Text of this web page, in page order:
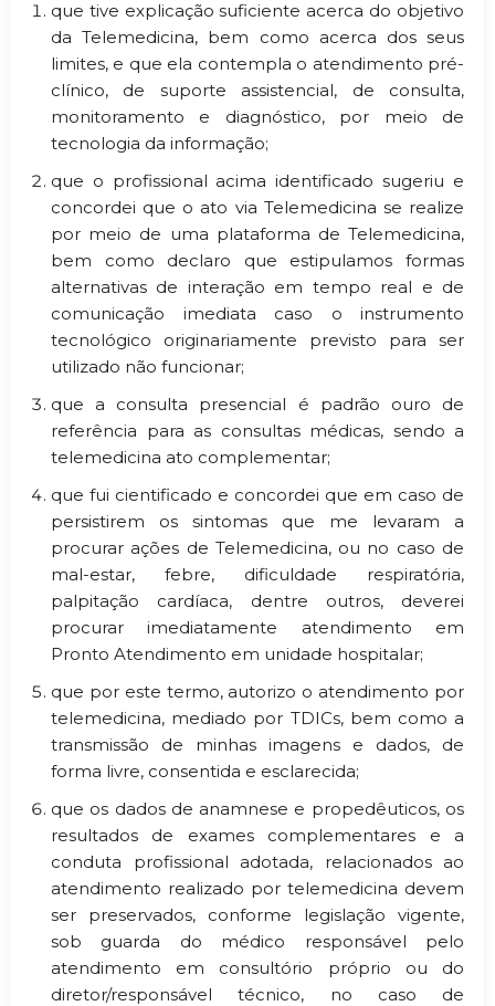
que tive explicação suficiente acerca do objetivo
da Telemedicina, bem como acerca dos seus
limites, e que ela contempla o atendimento pré-
clínico, de suporte assistencial, de consulta,
monitoramento e diagnóstico, por meio de
tecnologia da informação;
que o profissional acima identificado sugeriu e
concordei que o ato via Telemedicina se realize
por meio de uma plataforma de Telemedicina,
bem como declaro que estipulamos formas
alternativas de interação em tempo real e de
comunicação imediata caso o instrumento
tecnológico originariamente previsto para ser
utilizado não funcionar;
que a consulta presencial é padrão ouro de
referência para as consultas médicas, sendo a
telemedicina ato complementar;
que fui cientificado e concordei que em caso de
persistirem os sintomas que me levaram a
procurar ações de Telemedicina, ou no caso de
mal-estar, febre, dificuldade respiratória,
palpitação cardíaca, dentre outros, deverei
procurar imediatamente atendimento em
Pronto Atendimento em unidade hospitalar;
que por este termo, autorizo o atendimento por
telemedicina, mediado por TDICs, bem como a
transmissão de minhas imagens e dados, de
forma livre, consentida e esclarecida;
que os dados de anamnese e propedêuticos, os
resultados de exames complementares e a
conduta profissional adotada, relacionados ao
atendimento realizado por telemedicina devem
ser preservados, conforme legislação vigente,
sob guarda do médico responsável pelo
atendimento em consultório próprio ou do
diretor/responsável técnico, no caso de